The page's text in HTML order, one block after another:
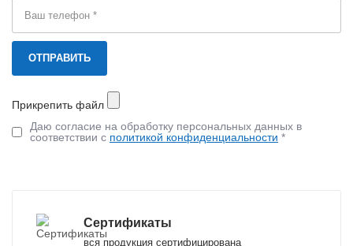
Прикрепить файл
Даю согласие на обработку персональных данных в
соответствии с политикой конфиденциальности *
Сертификаты
вся продукция сертифицирована